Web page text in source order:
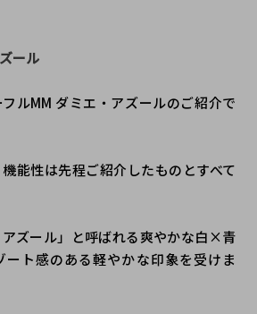
ール
ルMM ダミエ・アズールのご紹介で
能性は先程ご紹介したものとすべて
ズール」と呼ばれる爽やかな白×青
ート感のある軽やかな印象を受けま